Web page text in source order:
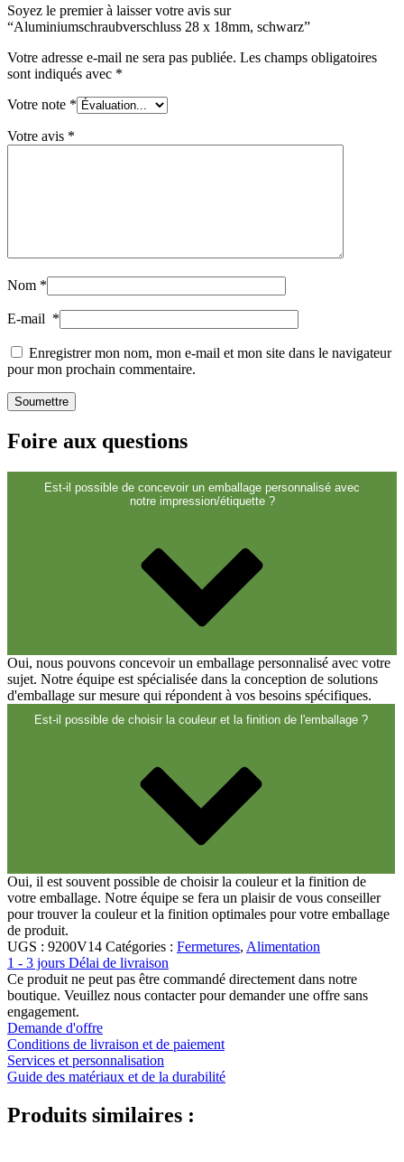
Réservoirs(2)
Fermetures
Soyez le premier à laisser votre avis sur
“Aluminiumschraubverschluss 28 x 18mm, schwarz”
Votre adresse e-mail ne sera pas publiée. Les champs obligatoires
sont indiqués avec *
Votre note *
Votre avis *
Nom *
E-mail *
Enregistrer mon nom, mon e-mail et mon site dans le navigateur
pour mon prochain commentaire.
Foire aux questions
Est-il possible de concevoir un emballage personnalisé avec
notre impression/étiquette ?
Oui, nous pouvons concevoir un emballage personnalisé avec votre
sujet. Notre équipe est spécialisée dans la conception de solutions
d'emballage sur mesure qui répondent à vos besoins spécifiques.
Est-il possible de choisir la couleur et la finition de l'emballage ?
Oui, il est souvent possible de choisir la couleur et la finition de
votre emballage. Notre équipe se fera un plaisir de vous conseiller
pour trouver la couleur et la finition optimales pour votre emballage
de produit.
UGS : 9200V14 Catégories : Fermetures, Alimentation
1 - 3 jours Délai de livraison
Ce produit ne peut pas être commandé directement dans notre
boutique. Veuillez nous contacter pour demander une offre sans
engagement.
Demande d'offre
Conditions de livraison et de paiement
Services et personnalisation
Guide des matériaux et de la durabilité
Produits similaires :